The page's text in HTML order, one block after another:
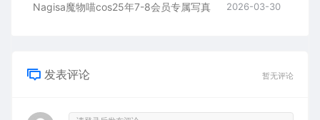
Nagisa魔物喵cos25年7-8会员专属写真 2026-03-30
发表评论 暂无评论